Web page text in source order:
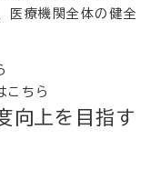
医療機関全体の健全
こちら
向上を目指す